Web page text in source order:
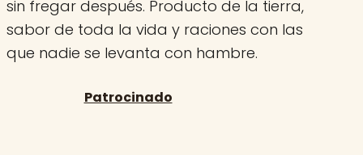
sin fregar después. Producto de la tierra,
sabor de toda la vida y raciones con las
que nadie se levanta con hambre.